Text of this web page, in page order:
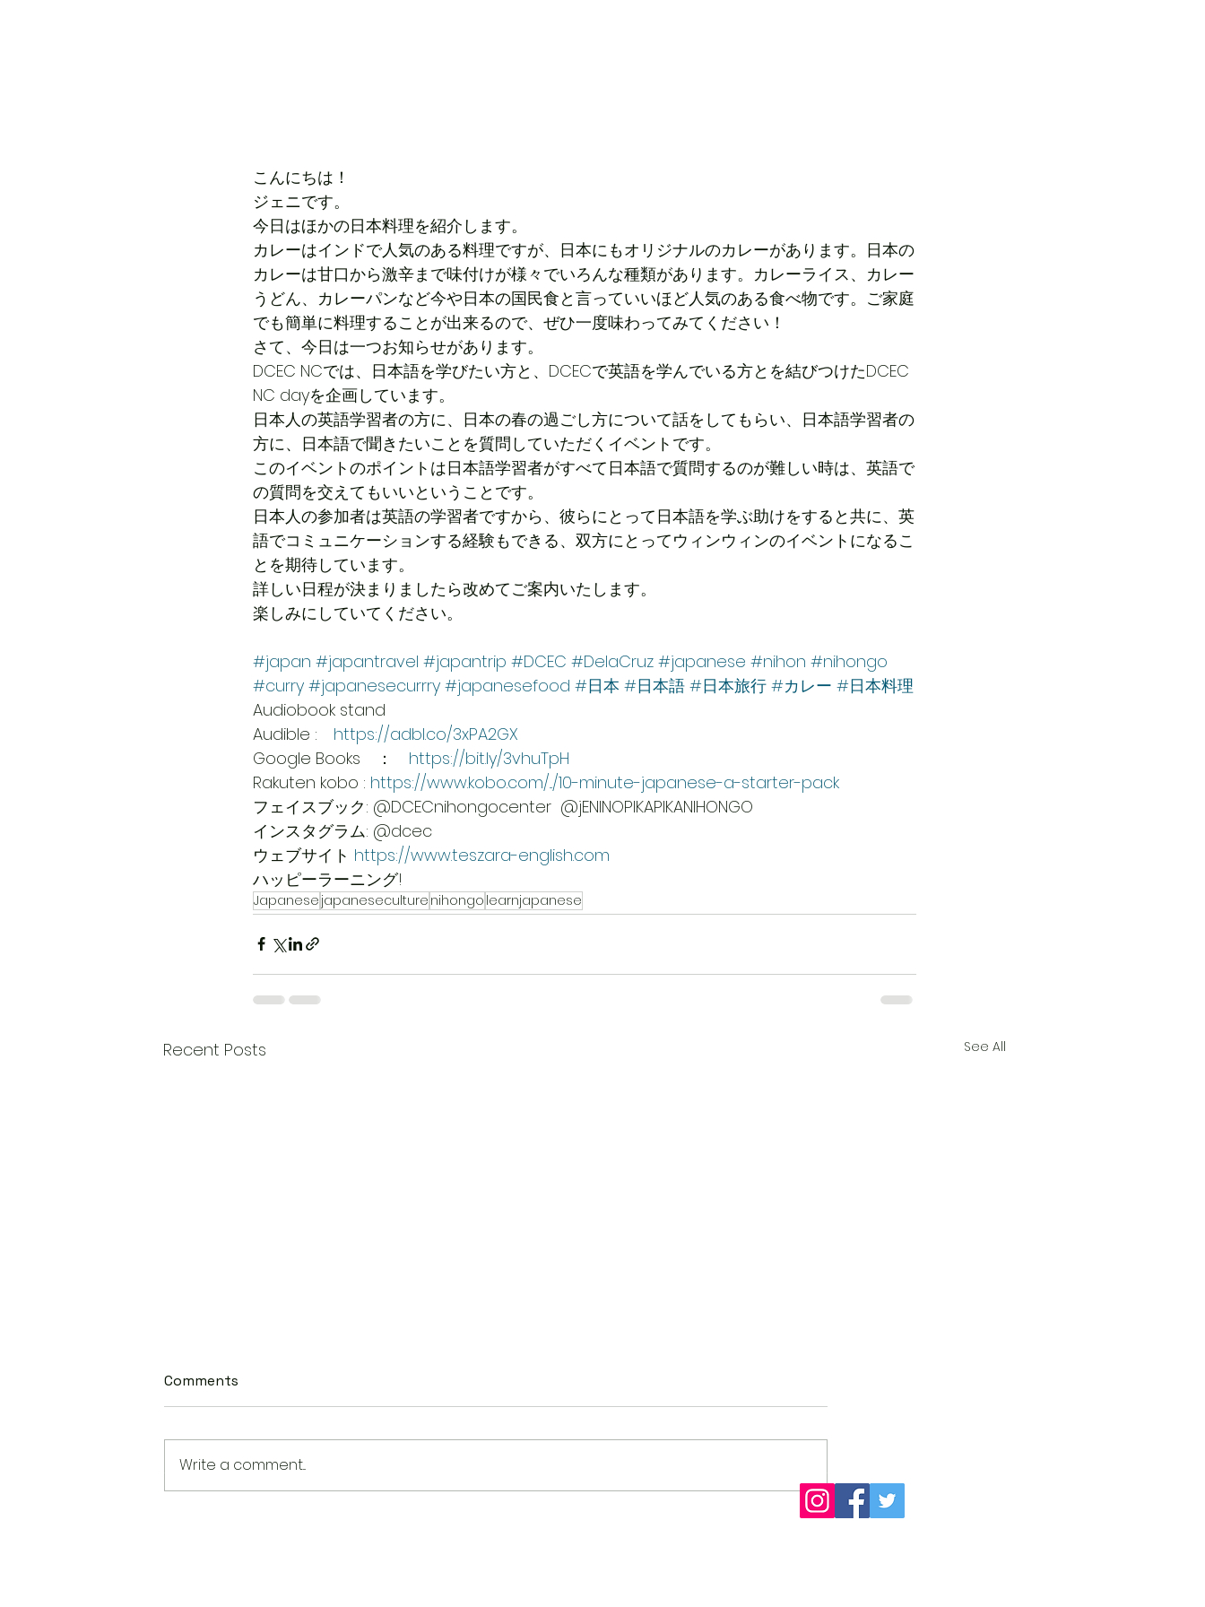
こんにちは！
ジェニです。
今日はほかの日本料理を紹介します。
カレーはインドで人気のある料理ですが、日本にもオリジナルのカレーがあります。日本の
カレーは甘口から激辛まで味付けが様々でいろんな種類があります。カレーライス、カレー
うどん、カレーパンなど今や日本の国民食と言っていいほど人気のある食べ物です。ご家庭
でも簡単に料理することが出来るので、ぜひ一度味わってみてください！
さて、今日は一つお知らせがあります。
DCEC NCでは、日本語を学びたい方と、DCECで英語を学んでいる方とを結びつけたDCEC
NC dayを企画しています。
日本人の英語学習者の方に、日本の春の過ごし方について話をしてもらい、日本語学習者の
方に、日本語で聞きたいことを質問していただくイベントです。
このイベントのポイントは日本語学習者がすべて日本語で質問するのが難しい時は、英語で
の質問を交えてもいいということです。
日本人の参加者は英語の学習者ですから、彼らにとって日本語を学ぶ助けをすると共に、英
語でコミュニケーションする経験もできる、双方にとってウィンウィンのイベントになるこ
とを期待しています。
詳しい日程が決まりましたら改めてご案内いたします。
楽しみにしていてください。
#japan #japantravel #japantrip #DCEC #DelaCruz #japanese #nihon #nihongo
#curry #japanesecurrry #japanesefood #日本 #日本語 #日本旅行 #カレー #日本料理
Audiobook stand
Audible : https://adbl.co/3xPA2GX
Google Books　： https://bit.ly/3vhuTpH
Rakuten kobo : https://www.kobo.com/.../10-minute-japanese-a-starter-pack
フェイスブック: @DCECnihongocenter  @jENINOPIKAPIKANIHONGO
インスタグラム: @dcec
ウェブサイト https://www.teszara-english.com
ハッピーラーニング!
Japanese japaneseculture nihongo learnjapanese
Recent Posts See All
Fusion of Cultures: 🇯🇵 x
Comments
Write a comment...